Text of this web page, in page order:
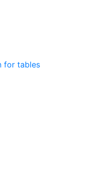
for tables